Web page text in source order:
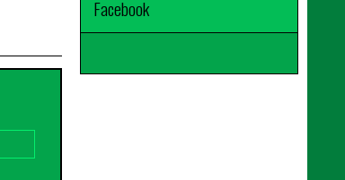
Facebook